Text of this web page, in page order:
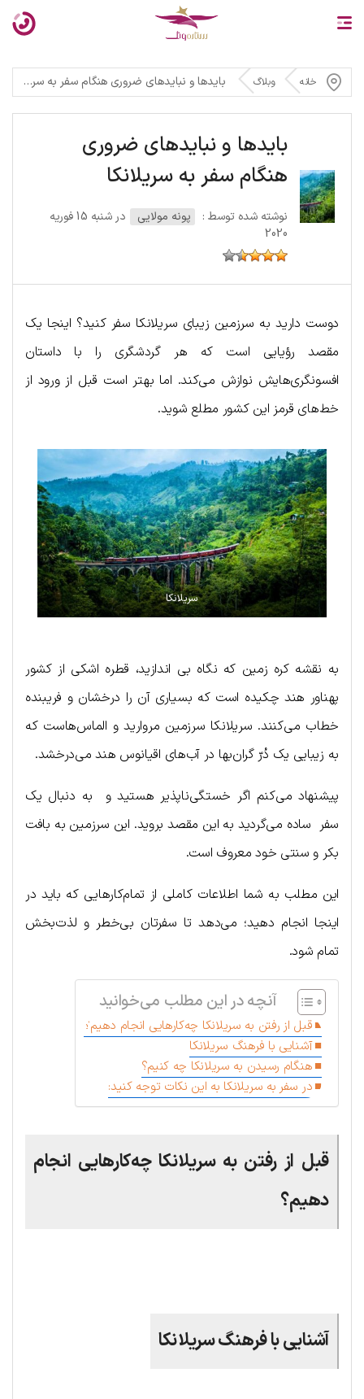
خانه وبلاگ بایدها و نبایدهای ضروری هنگام سفر به سریلانکا
بایدها و نبایدهای ضروری
هنگام سفر به سریلانکا
نوشته شده توسط : پونه مولایی
در شنبه 15 فوریه
2020
دوست دارید به سرزمین زیبای سریلانکا سفر کنید؟ اینجا یک
مقصد رؤیایی است که هر گردشگری را با داستان
افسونگری‌هایش نوازش می‌کند. اما بهتر است قبل از ورود از
خط‌های قرمز این کشور مطلع شوید.
سریلانکا
به نقشه کره زمین که نگاه بی اندازید، قطره اشکی از کشور
پهناور هند چکیده است که بسیاری آن را درخشان و فریبنده
خطاب می‌کنند. سریلانکا سرزمین مروارید و الماس‌هاست که
به زیبایی یک دُرّ گران‌بها در آب‌های اقیانوس هند می‌درخشد.
پیشنهاد می‌کنم اگر خستگی‌ناپذیر هستید و به دنبال یک
سفر ساده می‌گردید به این مقصد بروید. این سرزمین به بافت
بکر و سنتی خود معروف است.
این مطلب به شما اطلاعات کاملی از تمام‌کارهایی که باید در
اینجا انجام دهید؛ می‌دهد تا سفرتان بی‌خطر و لذت‌بخش
تمام شود.
آنچه در این مطلب می‌خوانید
قبل از رفتن به سریلانکا چه‌کارهایی انجام دهیم؟
آشنایی با فرهنگ سریلانکا
هنگام رسیدن به سریلانکا چه کنیم؟
در سفر به سریلانکا به این نکات توجه کنید:
قبل از رفتن به سریلانکا چه‌کارهایی انجام
دهیم؟
آشنایی با فرهنگ سریلانکا